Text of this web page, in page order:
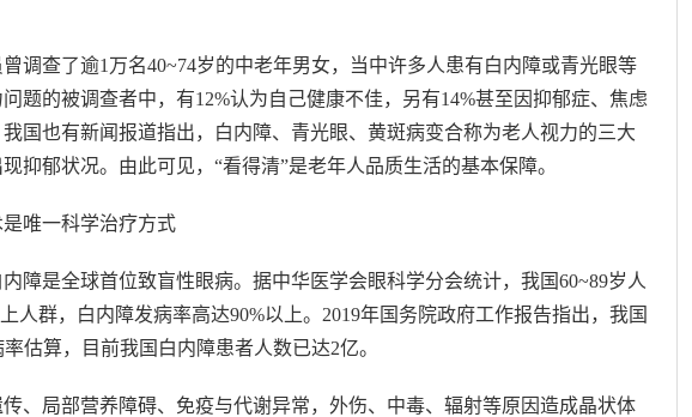
查了逾1万名40~74岁的中老年男女，当中许多人患有白内障或青光眼等
题的被调查者中，有12%认为自己健康不佳，另有14%甚至因抑郁症、焦虑
国也有新闻报道指出，白内障、青光眼、黄斑病变合称为老人视力的三大
抑郁状况。由此可见，“看得清”是老年人品质生活的基本保障。
唯一科学治疗方式
是全球首位致盲性眼病。据中华医学会眼科学分会统计，我国60~89岁人
人群，白内障发病率高达90%以上。2019年国务院政府工作报告指出，我国
估算，目前我国白内障患者人数已达2亿。
局部营养障碍、免疫与代谢异常，外伤、中毒、辐射等原因造成晶状体